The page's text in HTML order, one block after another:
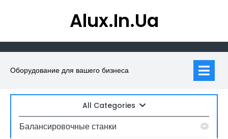
Alux.in.ua
Оборудование для вашего бизнеса
All Categories
Балансировочные станки
Искать: